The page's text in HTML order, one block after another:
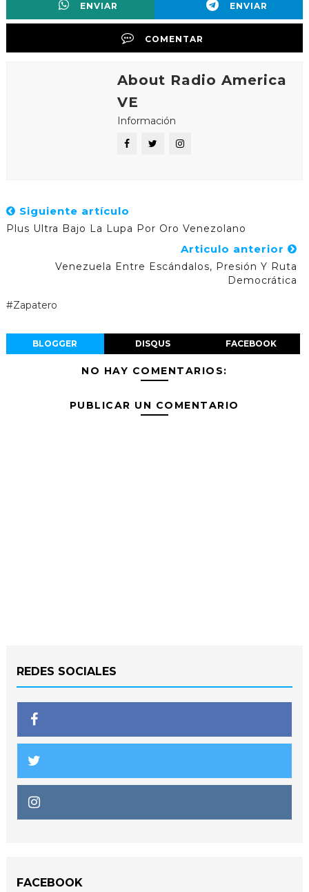
ENVIAR ENVIAR
COMENTAR
About Radio America
VE
Información
Siguiente artículo
Plus Ultra Bajo La Lupa Por Oro Venezolano
Articulo anterior
Venezuela Entre Escándalos, Presión Y Ruta
Democrática
#Zapatero
BLOGGER DISQUS FACEBOOK
NO HAY COMENTARIOS:
PUBLICAR UN COMENTARIO
REDES SOCIALES
FACEBOOK